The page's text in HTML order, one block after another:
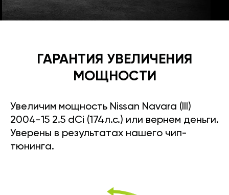
ГАРАНТИЯ УВЕЛИЧЕНИЯ
МОЩНОСТИ
Увеличим мощность Nissan Navara (III)
2004-15 2.5 dCi (174л.с.) или вернем деньги.
Уверены в результатах нашего чип-
тюнинга.